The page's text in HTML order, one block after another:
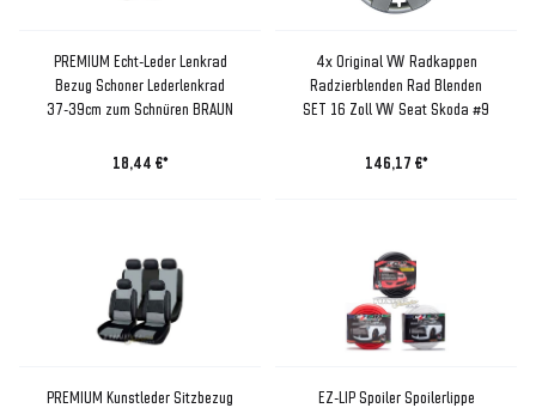
PREMIUM Echt-Leder Lenkrad
Bezug Schoner Lederlenkrad
37-39cm zum Schnüren BRAUN
18,44 €*
4x Original VW Radkappen
Radzierblenden Rad Blenden
SET 16 Zoll VW Seat Skoda #9
146,17 €*
PREMIUM Kunstleder Sitzbezug
EZ-LIP Spoiler Spoilerlippe